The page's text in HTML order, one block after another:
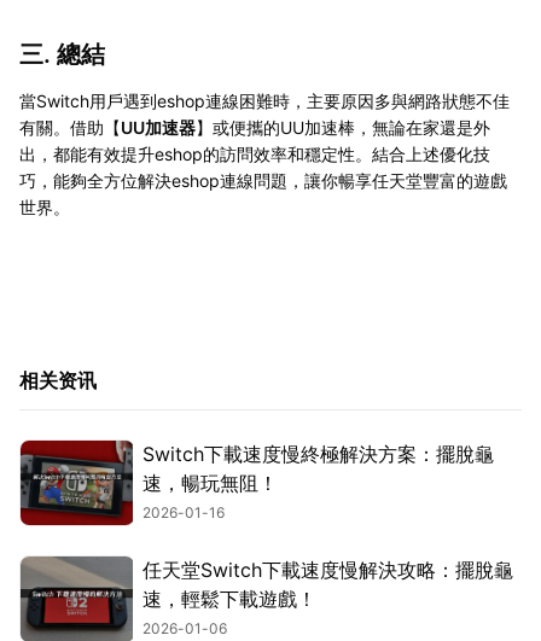
三. 總結
當Switch用戶遇到eshop連線困難時，主要原因多與網路狀態不佳
有關。借助【UU加速器】或便攜的UU加速棒，無論在家還是外
出，都能有效提升eshop的訪問效率和穩定性。結合上述優化技
巧，能夠全方位解決eshop連線問題，讓你暢享任天堂豐富的遊戲
世界。
相关资讯
Switch下載速度慢終極解決方案：擺脫龜
速，暢玩無阻！
2026-01-16
任天堂Switch下載速度慢解決攻略：擺脫龜
速，輕鬆下載遊戲！
2026-01-06